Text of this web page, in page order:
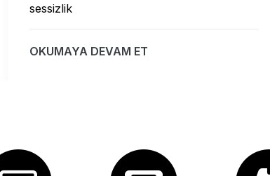
sessizlik
OKUMAYA DEVAM ET